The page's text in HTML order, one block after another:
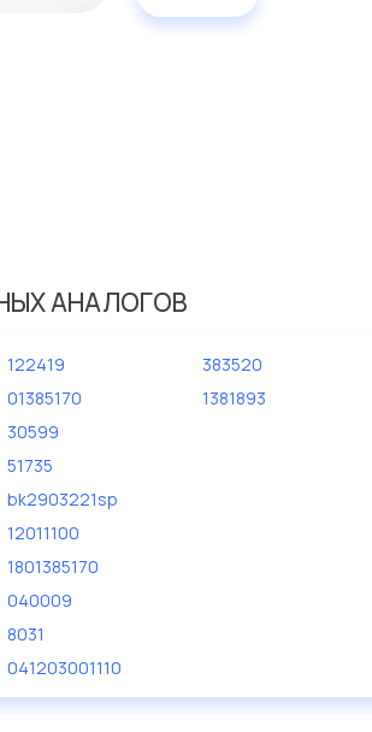
АНАЛОГОВ
122419
383520
01385170
1381893
30599
51735
bk2903221sp
12011100
1801385170
040009
8031
041203001110